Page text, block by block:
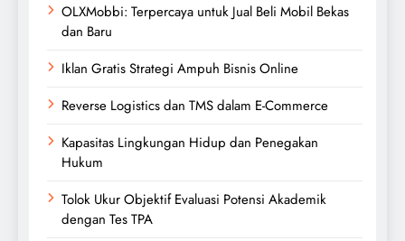
OLXMobbi: Terpercaya untuk Jual Beli Mobil Bekas
dan Baru
Iklan Gratis Strategi Ampuh Bisnis Online
Reverse Logistics dan TMS dalam E-Commerce
Kapasitas Lingkungan Hidup dan Penegakan
Hukum
Tolok Ukur Objektif Evaluasi Potensi Akademik
dengan Tes TPA